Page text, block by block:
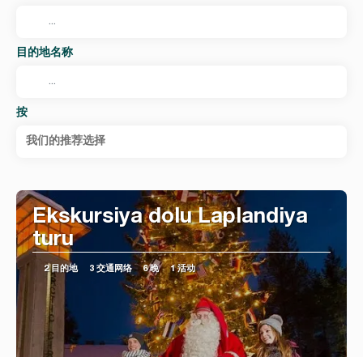
目的地名称
按
我们的推荐选择
Ekskursiya dolu Laplandiya
turu
2 目的地 3 交通网络 6 晚 1 活动